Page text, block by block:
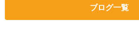
ブログ一覧